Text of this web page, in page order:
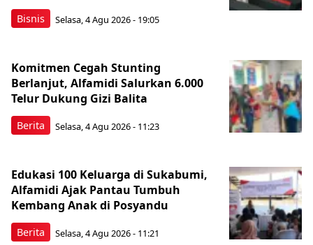
Bisnis Selasa, 4 Agu 2026 - 19:05
Berita
Komitmen Cegah Stunting
Berlanjut, Alfamidi Salurkan 6.000
Telur Dukung Gizi Balita
Selasa, 4 Agu 2026 - 11:23
Berita
Edukasi 100 Keluarga di Sukabumi,
Alfamidi Ajak Pantau Tumbuh
Kembang Anak di Posyandu
Selasa, 4 Agu 2026 - 11:21